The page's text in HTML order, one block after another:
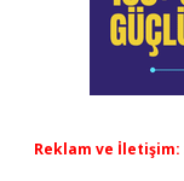
Reklam ve İletişim: